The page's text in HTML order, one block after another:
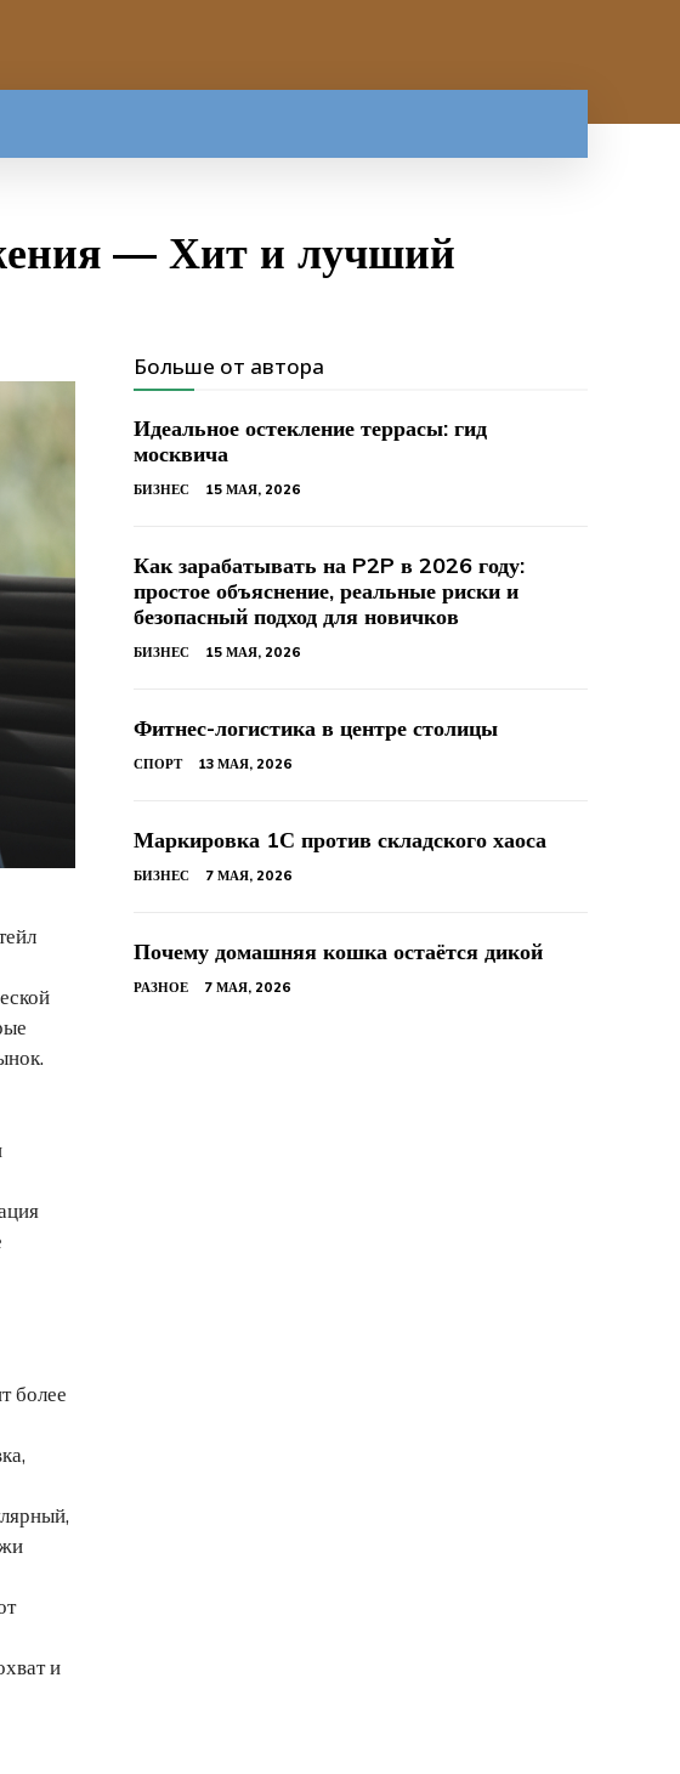
— Хит и лучший
более
и
Больше от автора
Идеальное остекление террасы: гид
москвича
БИЗНЕС 15 МАЯ, 2026
Как зарабатывать на P2P в 2026 году:
простое объяснение, реальные риски и
безопасный подход для новичков
БИЗНЕС 15 МАЯ, 2026
Фитнес-логистика в центре столицы
СПОРТ 13 МАЯ, 2026
Маркировка 1С против складского хаоса
БИЗНЕС 7 МАЯ, 2026
Почему домашняя кошка остаётся дикой
РАЗНОЕ 7 МАЯ, 2026